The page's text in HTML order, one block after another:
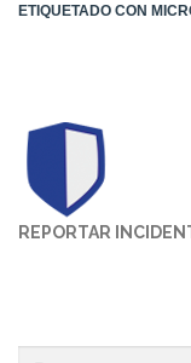
ETIQUETADO CON
REPORTAR